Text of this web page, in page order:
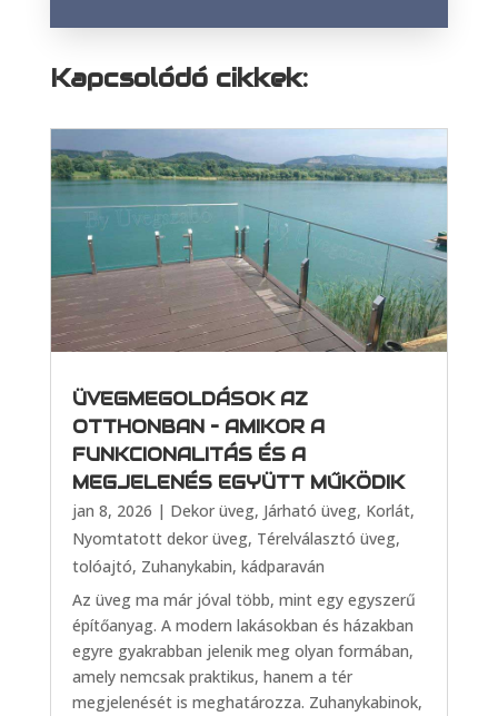
Kapcsolódó cikkek:
ÜVEGMEGOLDÁSOK AZ
OTTHONBAN – AMIKOR A
FUNKCIONALITÁS ÉS A
MEGJELENÉS EGYÜTT MŰKÖDIK
jan 8, 2026 | Dekor üveg, Járható üveg, Korlát,
Nyomtatott dekor üveg, Térelválasztó üveg,
tolóajtó, Zuhanykabin, kádparaván
Az üveg ma már jóval több, mint egy egyszerű
építőanyag. A modern lakásokban és házakban
egyre gyakrabban jelenik meg olyan formában,
amely nemcsak praktikus, hanem a tér
megjelenését is meghatározza. Zuhanykabinok,